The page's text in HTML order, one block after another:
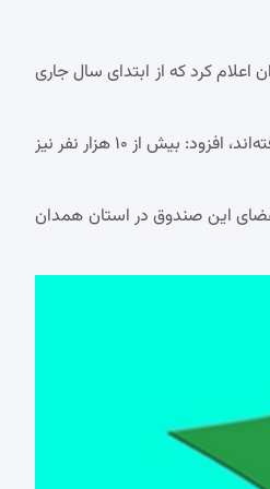
کرد که از ابتدای سال جاری
حاتم شکری با اشاره به اینکه از سال ۱۳۸۴ تاکنون بیش از ۱۷۰ هزار نفر تحت پوشش این صندوق قرار گرفته‌اند، افزود: بیش از ۱۰ هزار نفر نیز
برای اعضای این صندوق در استان همدان